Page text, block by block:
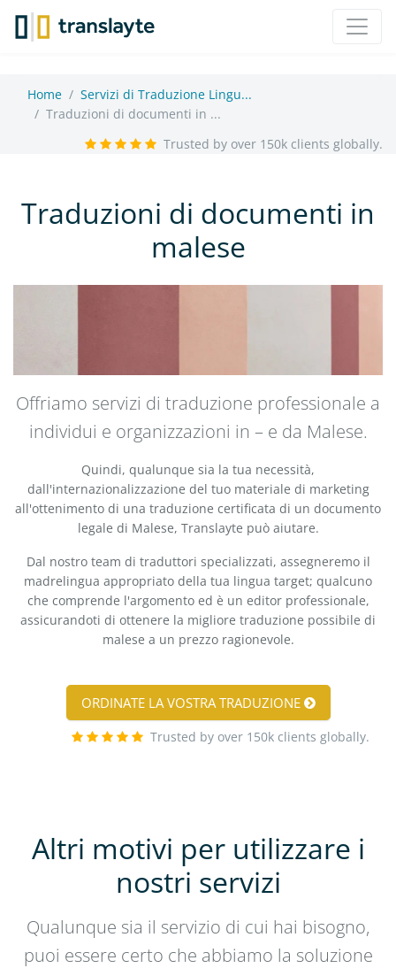
Home
Servizi di Traduzione Lingu...
Traduzioni di documenti in ...
Trusted by over 150k clients globally.
Traduzioni di documenti in
malese
Offriamo servizi di traduzione professionale a
individui e organizzazioni in – e da Malese.
Quindi, qualunque sia la tua necessità,
dall'internazionalizzazione del tuo materiale di marketing
all'ottenimento di una traduzione certificata di un documento
legale di Malese, Translayte può aiutare.
Dal nostro team di traduttori specializzati, assegneremo il
madrelingua appropriato della tua lingua target; qualcuno
che comprende l'argomento ed è un editor professionale,
assicurandoti di ottenere la migliore traduzione possibile di
malese a un prezzo ragionevole.
ORDINATE LA VOSTRA TRADUZIONE
Trusted by over 150k clients globally.
Altri motivi per utilizzare i
nostri servizi
Qualunque sia il servizio di cui hai bisogno,
puoi essere certo che abbiamo la soluzione